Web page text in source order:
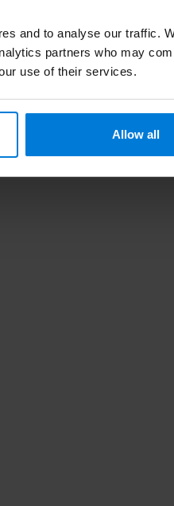
and to analyse our traffic.
partners who may
use of their services.
Allow all
Oorspuit 100cc
spatschild 19cm.
Bowman